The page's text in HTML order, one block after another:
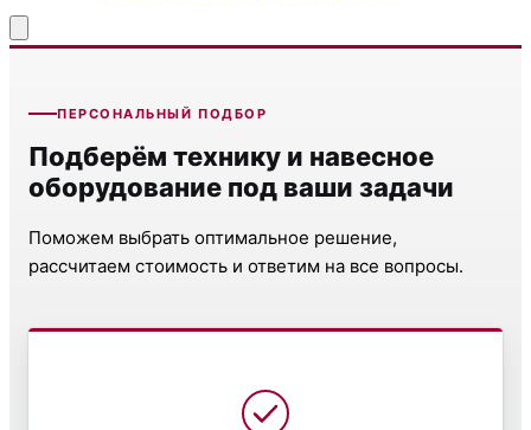
ПЕРСОНАЛЬНЫЙ ПОДБОР
Подберём технику и навесное
оборудование под ваши задачи
Поможем выбрать оптимальное решение,
рассчитаем стоимость и ответим на все вопросы.